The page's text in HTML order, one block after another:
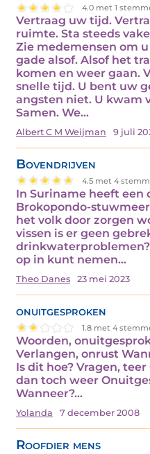
4.0 met 1
Vertraag uw tijd.
ruimte. Sta steeds
Zie medemensen om
gade alsof. Alsof het
komen en weer gaan.
snelle tijd. U bent uw
angsten niet. U kwam
Samen. We…
Albert C M Weijman 9 juli
Bovendrijven
4.5 met 4
In Suriname heeft een
Brokopondo-
het volk door zorgen
vissen is er geen
op in kunt nemen…
Theo Danes 23 mei 2023
onuitgesproken
1.8 met 4
Woorden,
Verlangen, onrust
Is dit hoe? Vragen,
dan toch weer
Wanneer?…
Yolanda 7 december 2008
Roofdier mens